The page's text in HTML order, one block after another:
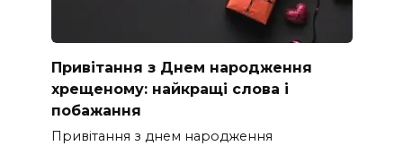
Привітання з Днем народження
хрещеному: найкращі слова і
побажання
Привітання з днем народження